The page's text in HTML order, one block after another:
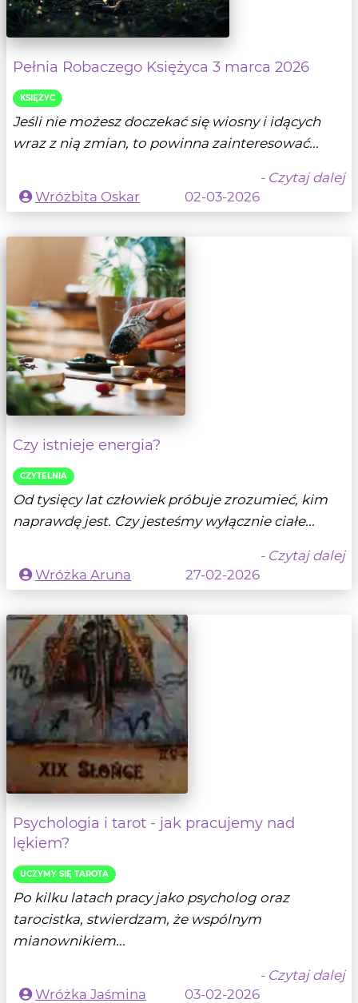
Pełnia Robaczego Księżyca 3 marca 2026
KSIĘŻYC
Jeśli nie możesz doczekać się wiosny i idących
wraz z nią zmian, to powinna zainteresować...
- Czytaj dalej
Wróżbita Oskar
02-03-2026
Czy istnieje energia?
CZYTELNIA
Od tysięcy lat człowiek próbuje zrozumieć, kim
naprawdę jest. Czy jesteśmy wyłącznie ciałe...
- Czytaj dalej
Wróżka Aruna
27-02-2026
Psychologia i tarot - jak pracujemy nad
lękiem?
UCZYMY SIĘ TAROTA
Po kilku latach pracy jako psycholog oraz
tarocistka, stwierdzam, że wspólnym
mianownikiem...
- Czytaj dalej
Wróżka Jaśmina
03-02-2026